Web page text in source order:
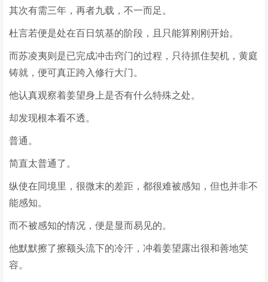
其次有需三年，再者九载，不一而足。
杜言若便是处在百日筑基的阶段，且只能算刚刚开始。
而苏凌夷则是已完成冲击窍门的过程，只待抓住契机，黄庭
铸就，便可真正跨入修行大门。
他认真观察着姜望身上是否有什么特殊之处。
却发现根本看不透。
普通。
简直太普通了。
纵使在同境里，很微末的差距，都很难被感知，但也并非不
能感知。
而不被感知的情况，便是显而易见的。
他默默擦了擦额头流下的冷汗，冲着姜望露出很和善地笑
容。